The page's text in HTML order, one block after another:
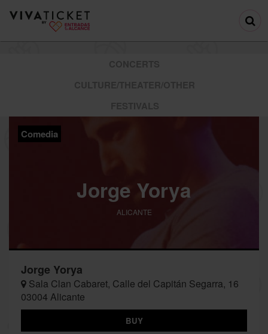
Comedia
Jorge Yorya
ALICANTE
Jorge Yorya
Sala Clan Cabaret, Calle del Capitán Segarra, 16
03004 Alicante
BUY